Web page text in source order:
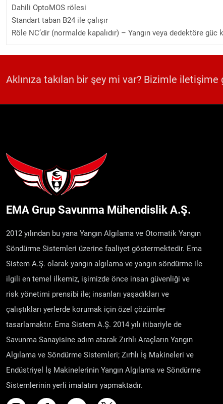
Dahili OptoMOS rölesi
Standart taban B24 ile çalışır
Röle NC’dir (normalde kapalıdır) – Yangın veya dedektöre
Aklınıza takılan bir şey mi var? Bizimle iletişime
EMA Grup Savunma Mühendislik A.Ş.
2012 yılından bu yana Yangın Algılama ve Otomatik Yangın
Söndürme Sistemleri üzerine faaliyet göstermektedir. Ema
Sistem A.Ş. olarak yangın algılama ve yangın söndürme ile
ilgili en temel ilkemiz, işimizde önce insan güvenliği ve
risk yönetimi prensibi ile; insanları yaşadıkları ve
çalıştıkları yerlerde korumak için özel çözümler
tasarlamaktır. Ema Sistem A.Ş. 2014 yılı itibariyle de
Savunma Sanayisine adım atarak Zırhlı Araçların Yangın
Algılama ve Söndürme Sistemleri; Zırhlı İş Makineleri ve
Endüstriyel İş Makinelerinin Yangın Algılama ve Söndürme
Sistemlerinin yerli imalatını yapmaktadır.